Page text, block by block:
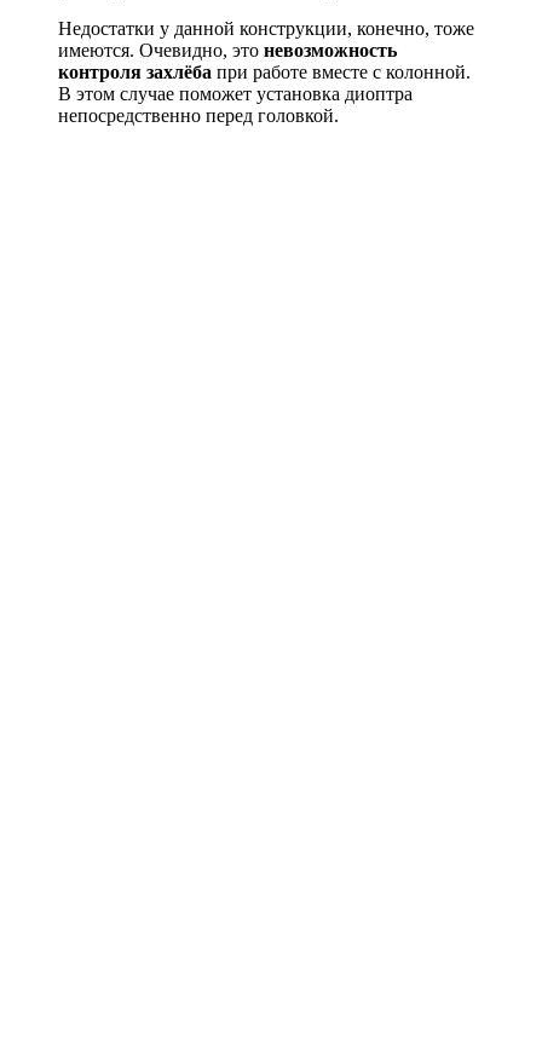
Недостатки у данной конструкции, конечно, тоже
имеются. Очевидно, это невозможность
контроля захлёба при работе вместе с колонной.
В этом случае поможет установка диоптра
непосредственно перед головкой.